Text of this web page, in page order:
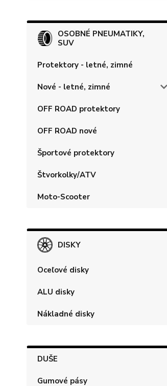
OSOBNÉ PNEUMATIKY,
SUV
Protektory - letné, zimné
Nové - letné, zimné
OFF ROAD protektory
OFF ROAD nové
Športové protektory
Štvorkolky/ATV
Moto-Scooter
DISKY
Oceľové disky
ALU disky
Nákladné disky
DUŠE
Gumové pásy